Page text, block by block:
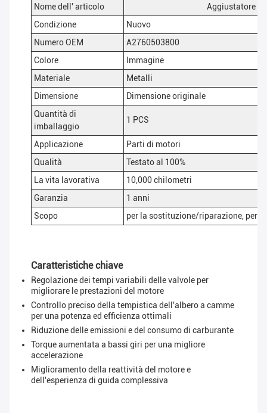
Nome dell' articolo
Aggiustatore
Condizione
Nuovo
Numero OEM
A2760503800
Colore
Immagine
Materiale
Metalli
Dimensione
Dimensione originale
Quantità di
imballaggio
1 PCS
Applicazione
Parti di motori
Qualità
Testato al 100%
La vita lavorativa
10,000 chilometri
Garanzia
1 anni
Scopo
per la sostituzione/riparazione, per
Caratteristiche chiave
Regolazione dei tempi variabili delle valvole per
migliorare le prestazioni del motore
Controllo preciso della tempistica dell'albero a camme
per una potenza ed efficienza ottimali
Riduzione delle emissioni e del consumo di carburante
Torque aumentata a bassi giri per una migliore
accelerazione
Miglioramento della reattività del motore e
dell'esperienza di guida complessiva